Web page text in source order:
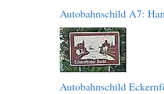
Autobahnschild A7:
Autobahnschild